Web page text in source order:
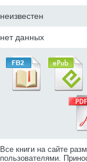
неизвестен
нет данных
Все книги на сайте
пользователями.